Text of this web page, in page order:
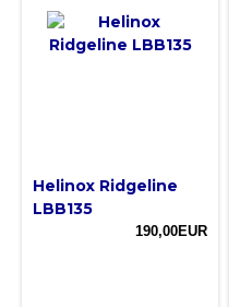
Helinox Ridgeline
LBB135
190,00EUR